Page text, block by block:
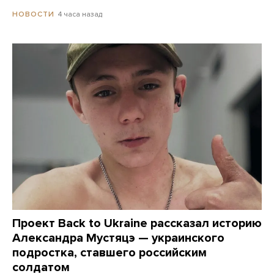
НОВОСТИ 4 часа назад
Проект Back to Ukraine рассказал историю
Александра Мустяцэ — украинского
подростка, ставшего российским
солдатом